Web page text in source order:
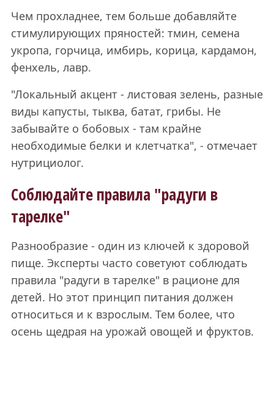
Чем прохладнее, тем больше добавляйте
стимулирующих пряностей: тмин, семена
укропа, горчица, имбирь, корица, кардамон,
фенхель, лавр.
"Локальный акцент - листовая зелень, разные
виды капусты, тыква, батат, грибы. Не
забывайте о бобовых - там крайне
необходимые белки и клетчатка", - отмечает
нутрициолог.
Соблюдайте правила "радуги в
тарелке"
Разнообразие - один из ключей к здоровой
пище. Эксперты часто советуют соблюдать
правила "радуги в тарелке" в рационе для
детей. Но этот принцип питания должен
относиться и к взрослым. Тем более, что
осень щедрая на урожай овощей и фруктов.